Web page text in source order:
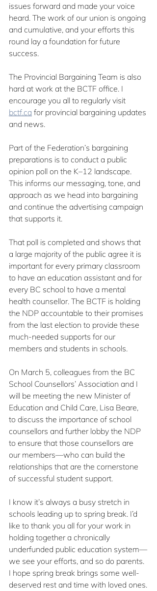
issues forward and made your voice
heard. The work of our union is ongoing
and cumulative, and your efforts this
round lay a foundation for future
success.
The Provincial Bargaining Team is also
hard at work at the BCTF office. I
encourage you all to regularly visit
bctf.ca for provincial bargaining updates
and news.
Part of the Federation’s bargaining
preparations is to conduct a public
opinion poll on the K–12 landscape.
This informs our messaging, tone, and
approach as we head into bargaining
and continue the advertising campaign
that supports it.
That poll is completed and shows that
a large majority of the public agree it is
important for every primary classroom
to have an education assistant and for
every BC school to have a mental
health counsellor. The BCTF is holding
the NDP accountable to their promises
from the last election to provide these
much-needed supports for our
members and students in schools.
On March 5, colleagues from the BC
School Counsellors’ Association and I
will be meeting the new Minister of
Education and Child Care, Lisa Beare,
to discuss the importance of school
counsellors and further lobby the NDP
to ensure that those counsellors are
our members—who can build the
relationships that are the cornerstone
of successful student support.
I know it’s always a busy stretch in
schools leading up to spring break. I’d
like to thank you all for your work in
holding together a chronically
underfunded public education system—
we see your efforts, and so do parents.
I hope spring break brings some well-
deserved rest and time with loved ones.